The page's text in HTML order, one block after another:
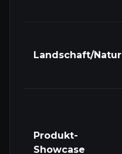
Landschaft/Natur
Produkt-
Showcase